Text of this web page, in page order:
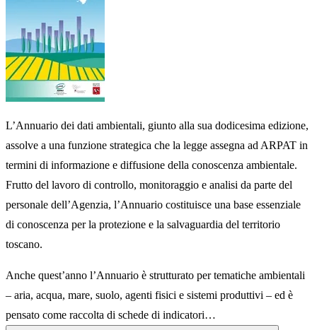
L’Annuario dei dati ambientali, giunto alla sua dodicesima edizione,
assolve a una funzione strategica che la legge assegna ad ARPAT in
termini di informazione e diffusione della conoscenza ambientale.
Frutto del lavoro di controllo, monitoraggio e analisi da parte del
personale dell’Agenzia, l’Annuario costituisce una base essenziale
di conoscenza per la protezione e la salvaguardia del territorio
toscano.
Anche quest’anno l’Annuario è strutturato per tematiche ambientali
– aria, acqua, mare, suolo, agenti fisici e sistemi produttivi – ed è
pensato come raccolta di schede di indicatori…